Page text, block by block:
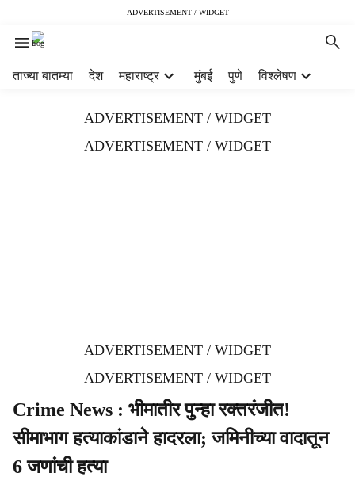
ADVERTISEMENT / WIDGET
ताज्या बातम्या देश महाराष्ट्र मुंबई पुणे विश्लेषण
ADVERTISEMENT / WIDGET
ADVERTISEMENT / WIDGET
ADVERTISEMENT / WIDGET
ADVERTISEMENT / WIDGET
Crime News : भीमातीर पुन्हा रक्तरंजीत!
सीमाभाग हत्याकांडाने हादरला; जमिनीच्या वादातून
6 जणांची हत्या